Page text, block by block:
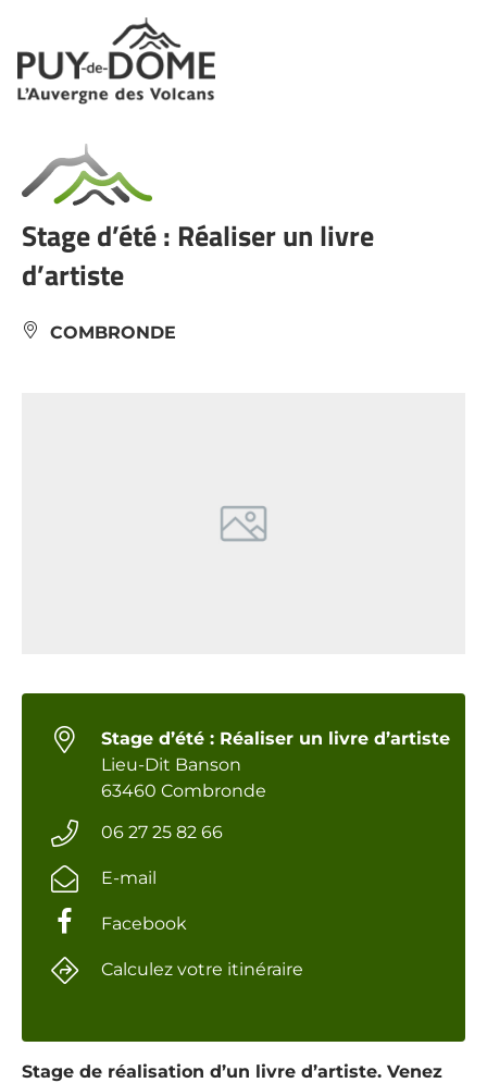
Panneau de gestion des cookies
Stage d’été : Réaliser un livre
d’artiste
COMBRONDE
Stage de réalisation d’un livre d’artiste. Venez
Stage d’été : Réaliser un livre d’artiste
Lieu-Dit Banson
63460 Combronde
06 27 25 82 66
E-mail
Facebook
Calculez votre itinéraire